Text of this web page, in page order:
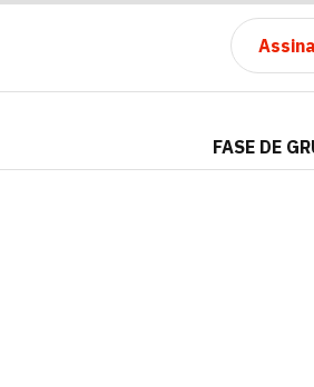
FASE DE